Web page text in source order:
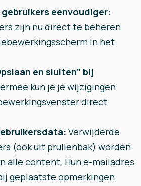
eenvoudiger:
zijn nu direct te beheren
in het
en sluiten” bij
kun je je wijzigingen
direct
Verwijderde
(ook uit prullenbak) worden
alle content. Hun e-mailadres
geplaatste opmerkingen.